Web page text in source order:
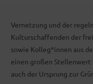
Vernetzung und der
Kulturschaffenden der
sowie Kolleg*innen aus
einen großen
auch der Ursprung zur